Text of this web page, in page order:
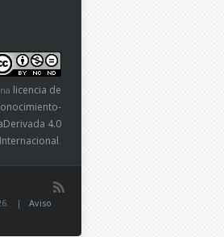
licencia de
4.0
Internacional
| Aviso